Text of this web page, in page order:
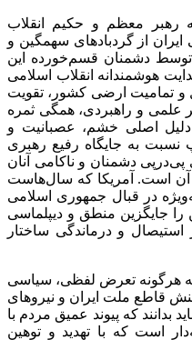
رهبر معظم و حکیم انقلاب
از گردبادهای سهمگین و
توسط دشمنان قسم‌خورده این
هوشمندانه انقلاب اسلامی
و تمامیت ارضی کشور، تقویت
و راهبردی، همگی ثمره
دلیل اصلی خشم، عصبانیت و
نسبت به جایگاه رفیع رهبری
دشمنان و ناکامی آنان
آن است. آمریکا که سال‌هاست
در قبال جمهوری اسلامی
را جایگزین منطق و دیپلماسی
و درماندگی ساختار
هرگونه تعرض لفظی، سیاسی
قاطع ملت ایران و نیروهای
بدانند که پیوند عمیق مردم با
است که با تهدید و توهین